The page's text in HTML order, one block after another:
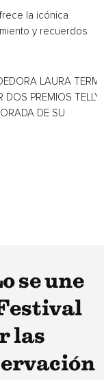
la icónica
y recuerdos
LAURA
DOS PREMIOS TELLY
DE SU
se une
las